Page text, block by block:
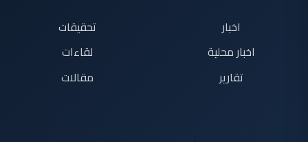
اخبار
اخبار محلية
تقارير
تحقيقات
لقاءات
مقالات